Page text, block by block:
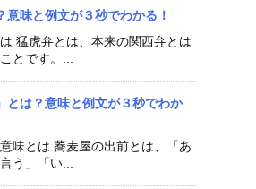
意味と例文が３秒でわかる！
猛虎弁とは、本来の関西弁とは
とです。...
とは？意味と例文が３秒でわか
味とは 蕎麦屋の出前とは、「あ
う」「い...